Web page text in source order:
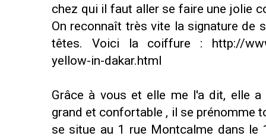
chez qui il faut aller se faire une jolie
On reconnaît très vite la signature de
têtes. Voici la coiffure : http://
yellow-in-dakar.html
Grâce à vous et elle me l'a dit, elle
grand et confortable , il se prénomme
se situe au 1 rue Montcalme dans le